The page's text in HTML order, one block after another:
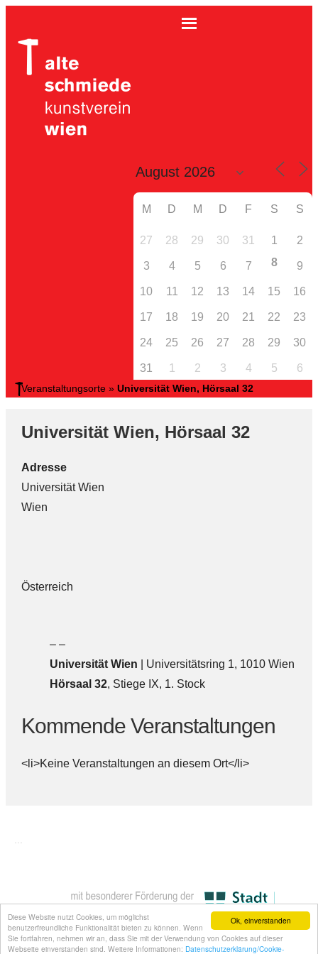
Ok, einverstanden
Diese Website nutzt Cookies, um möglichst
benutzerfreundliche Funktionalität bieten zu können. Wenn
Sie fortfahren, nehmen wir an, dass Sie mit der Verwendung von Cookies auf dieser
Webseite einverstanden sind. Weitere Informationen: Datenschutzerklärung/Cookie-
M D M D F S S
27 28 29 30 31 1 2
3 4 5 6 7 8 9
10 11 12 13 14 15 16
17 18 19 20 21 22 23
24 25 26 27 28 29 30
31 1 2 3 4 5 6
Veranstaltungsorte» Universität Wien, Hörsaal 32
Universität Wien, Hörsaal 32
Adresse
Universität Wien
Wien
Österreich
– –
Universität Wien
| Universitätsring 1, 1010 Wien
Hörsaal 32, Stiege IX, 1. Stock
Kommende Veranstaltungen
<li>Keine Veranstaltungen an diesem Ort</li>